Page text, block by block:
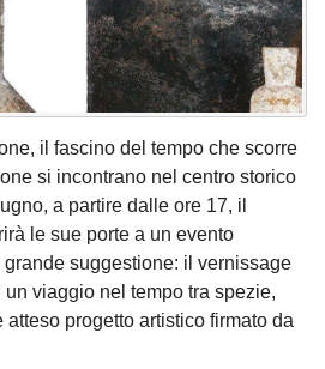
il fascino del tempo che scorre
si incontrano nel centro storico
a partire dalle ore 17, il
le sue porte a un evento
suggestione: il vernissage
un viaggio nel tempo tra spezie,
progetto artistico firmato da